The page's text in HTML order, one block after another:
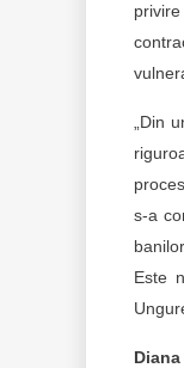
„Din
s-a
Este